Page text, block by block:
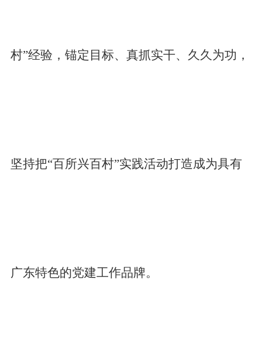
村”经验，锚定目标、真抓实干、久久为功，
坚持把“百所兴百村”实践活动打造成为具有
广东特色的党建工作品牌。